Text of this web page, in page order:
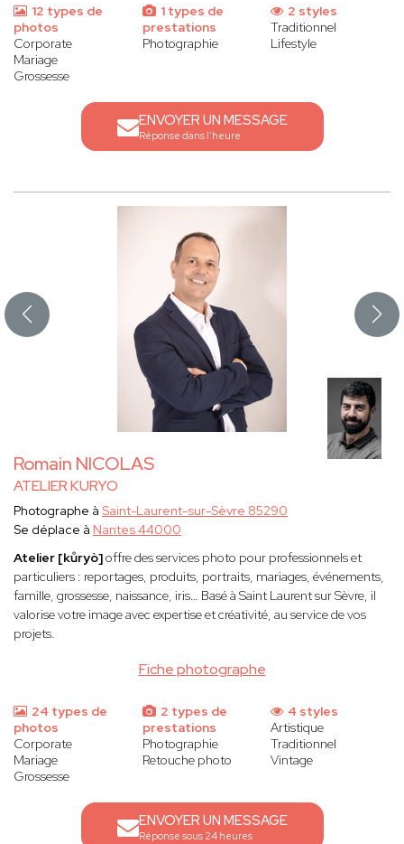
12 types de
photos
Corporate
Mariage
Grossesse
1 types de
prestations
Photographie
2 styles
Traditionnel
Lifestyle
ENVOYER UN MESSAGE
Réponse dans l'heure
Romain NICOLAS
ATELIER KURYO
Fiche photographe
Photographe à Saint-Laurent-sur-Sèvre 85290
Se déplace à Nantes 44000
Atelier [kůryò]offre des services photo pour professionnels et
particuliers : reportages, produits, portraits, mariages, événements,
famille, grossesse, naissance, iris… Basé à Saint Laurent sur Sèvre, il
valorise votre image avec expertise et créativité, au service de vos
projets.
24 types de
photos
Corporate
Mariage
Grossesse
2 types de
prestations
Photographie
Retouche photo
4 styles
Artistique
Traditionnel
Vintage
ENVOYER UN MESSAGE
Réponse sous 24 heures